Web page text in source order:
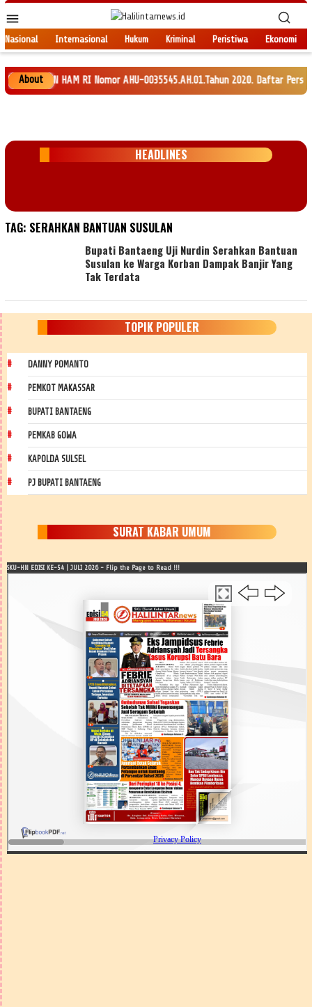
ke
kontenMobile
Nasional Internasional Hukum Kriminal Peristiwa Ekonomi
AboutDAN HAM RI Nomor AHU-0035545.AH.01.Tahun 2020. Daftar
HEADLINES
TAG: SERAHKAN BANTUAN SUSULAN
Bupati Bantaeng Uji Nurdin Serahkan Bantuan
Susulan ke Warga Korban Dampak Banjir Yang
Tak Terdata
TOPIK POPULER
DANNY POMANTO
PEMKOT MAKASSAR
BUPATI BANTAENG
PEMKAB GOWA
KAPOLDA SULSEL
PJ BUPATI BANTAENG
SURAT KABAR UMUM
SKU-HN EDISI KE-54 | JULI 2026 - Flip the Page to Read !!!